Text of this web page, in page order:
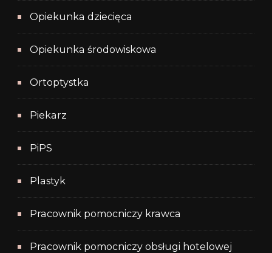
Opiekunka dziecięca
Opiekunka środowiskowa
Ortoptystka
Piekarz
PiPS
Plastyk
Pracownik pomocniczy krawca
Pracownik pomocniczy obsługi hotelowej